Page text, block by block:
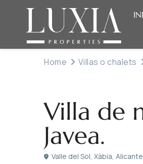
Home Villas o chalets
Villa de
Javea.
Valle del Sol, Xàbia,